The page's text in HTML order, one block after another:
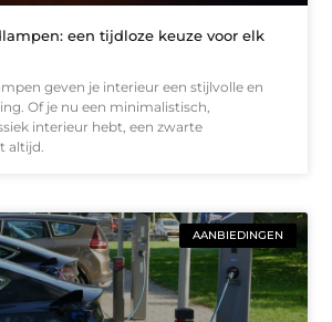
een tijdloze keuze voor elk
geven je interieur een stijlvolle en
Of je nu een minimalistisch,
interieur hebt, een zwarte
altijd.
AANBIEDINGEN